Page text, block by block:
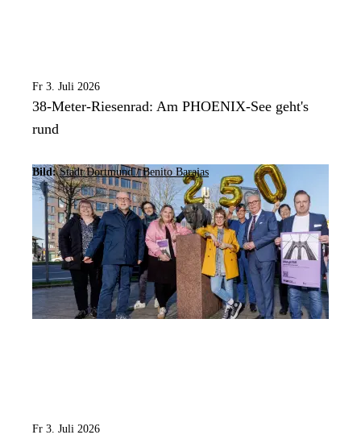
Fr 3. Juli 2026
38-Meter-Riesenrad: Am PHOENIX-See geht's
rund
Bild: Stadt Dortmund / Benito Barajas
Fr 3. Juli 2026